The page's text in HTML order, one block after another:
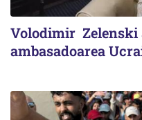
Volodimir Zelenski
ambasadoarea